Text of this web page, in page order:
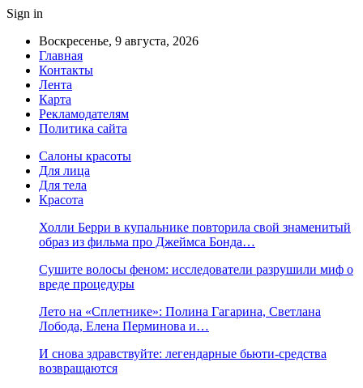
Sign in
Воскресенье, 9 августа, 2026
Главная
Контакты
Лента
Карта
Рекламодателям
Политика сайта
Салоны красоты
Для лица
Для тела
Красота
Холли Берри в купальнике повторила свой знаменитый
образ из фильма про Джеймса Бонда…
Сушите волосы феном: исследователи разрушили миф о
вреде процедуры
Лето на «Сплетнике»: Полина Гагарина, Светлана
Лобода, Елена Перминова и…
И снова здравствуйте: легендарные бьюти-средства
возвращаются